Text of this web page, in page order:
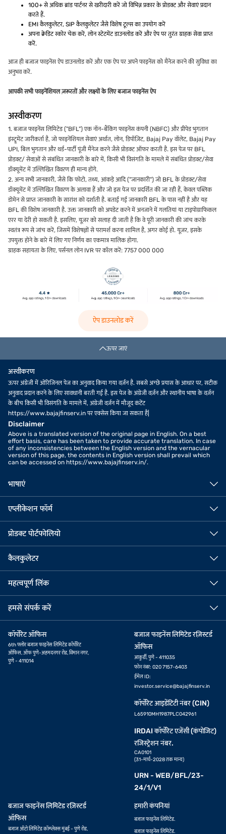
100+ से अधिक ब्रांड पार्टनर से खरीदारी करें जो विभिन्न प्रकार के प्रोडक्ट और सेवाएं प्रदान
करते हैं.
EMI कैलकुलेटर, SIP कैलकुलेटर जैसे विशेष टूल्स का उपयोग करें
अपना क्रेडिट स्कोर चेक करें, लोन स्टेटमेंट डाउनलोड करें और ऐप पर तुरंत ग्राहक सेवा प्राप्त
करें.
आज ही बजाज फाइनेंस ऐप डाउनलोड करें और एक ऐप पर अपने फाइनेंस को मैनेज करने की सुविधा का
अनुभव करें.
आपकी सभी फाइनेंशियल ज़रूरतों और लक्ष्यों के लिए बजाज फाइनेंस ऐप
अस्वीकरण
1. बजाज फाइनेंस लिमिटेड ("BFL") एक नॉन-बैंकिंग फाइनेंस कंपनी (NBFC) और प्रीपेड भुगतान
इंस्ट्रूमेंट जारीकर्ता है, जो फाइनेंशियल सेवाएं अर्थात, लोन, डिपॉज़िट, Bajaj Pay वॉलेट, Bajaj Pay
UPI, बिल भुगतान और थर्ड-पार्टी पूंजी मैनेज करने जैसे प्रोडक्ट ऑफर करती है. इस पेज पर BFL
प्रोडक्ट/ सेवाओं से संबंधित जानकारी के बारे में, किसी भी विसंगति के मामले में संबंधित प्रोडक्ट/सेवा
डॉक्यूमेंट में उल्लिखित विवरण ही मान्य होंगे.
2. अन्य सभी जानकारी, जैसे कि फोटो, तथ्य, आंकड़े आदि ("जानकारी") जो BFL के प्रोडक्ट/सेवा
डॉक्यूमेंट में उल्लिखित विवरण के अलावा हैं और जो इस पेज पर प्रदर्शित की जा रही हैं, केवल पब्लिक
डोमेन से प्राप्त जानकारी के सारांश को दर्शाती है. बताई गई जानकारी BFL के पास नहीं है और यह
BFL की विशेष जानकारी है. उक्त जानकारी को अपडेट करने में अनजाने में गलतियां या टाइपोग्राफिकल
एरर या देरी हो सकती है. इसलिए, यूज़र को सलाह दी जाती है कि वे पूरी जानकारी की जांच करके
स्वतंत्र रूप से जांच करें, जिसमें विशेषज्ञों से परामर्श करना शामिल है, अगर कोई हो. यूज़र, इसके
उपयुक्त होने के बारे में लिए गए निर्णय का एकमात्र मालिक होगा.
ग्राहक सहायता के लिए, पर्सनल लोन IVR पर कॉल करें: 7757 000 000
ऐप डाउनलोड करें
ऊपर जाएं
अस्वीकरण
ऊपर अंग्रेजी में ओरिजिनल पेज का अनुवाद किया गया वर्ज़न है. सबसे अच्छे प्रयास के आधार पर, सटीक
अनुवाद प्रदान करने के लिए सावधानी बरती गई है. इस पेज के अंग्रेजी वर्ज़न और स्थानीय भाषा के वर्ज़न
के बीच किसी भी विसंगति के मामले में, अंग्रेजी वर्ज़न में मौजूद कंटेंट
https://www.bajajfinserv.in पर एक्सेस किया जा सकता है|
Disclaimer
Above is a translated version of the original page in English. On a best
effort basis, care has been taken to provide accurate translation. In case
of any inconsistencies between the English version and the vernacular
version of this page, the contents in English version shall prevail which
can be accessed on https://www.bajajfinserv.in/.
भाषाएं
एप्लीकेशन फॉर्म
प्रोडक्ट पोर्टफोलियो
कैलकुलेटर
महत्वपूर्ण लिंक
हमसे संपर्क करें
कॉर्पोरेट ऑफिस
6th फ्लोर बजाज फाइनेंस लिमिटेड कॉर्पोरेट
ऑफिस, ऑफ पुणे-अहमदनगर रोड, विमान नगर,
पुणे - 411014
बजाज फाइनेंस लिमिटेड रज़िस्टर्ड
ऑफिस
आकुर्डी, पुणे - 411035
फोन नंबर: 020 7157-6403
ईमेल ID:
investor.service@bajajfinserv.in
कॉर्पोरेट आइडेंटिटी नंबर (CIN)
L65910MH1987PLC042961
IRDAI कॉर्पोरेट एजेंसी (कंपोजिट)
रजिस्ट्रेशन नंबर.
CA0101
(31-मार्च-2028 तक मान्य)
URN - WEB/BFL/23-
24/1/V1
बजाज फाइनेंस लिमिटेड रज़िस्टर्ड
ऑफिस
बजाज ऑटो लिमिटेड कॉम्प्लेक्स मुंबई - पुणे रोड,
हमारी कंपनियां
बजाज फाइनेंस लिमिटेड.
बजाज फाइनेंस लिमिटेड.